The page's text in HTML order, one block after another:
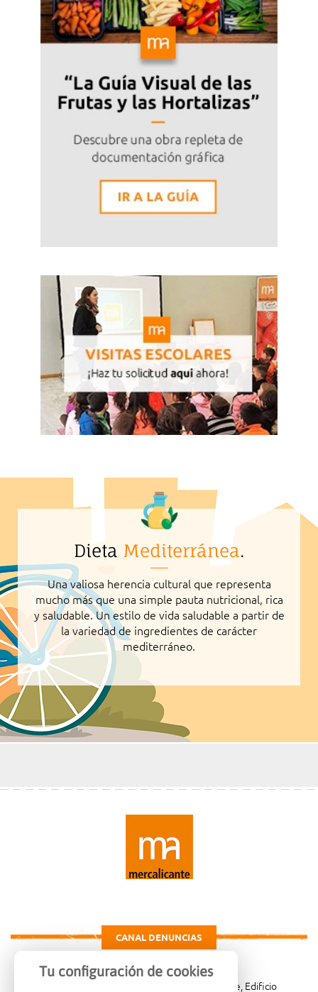
Dieta Mediterránea.
Una valiosa herencia cultural que representa
mucho más que una simple pauta nutricional, rica
y saludable. Un estilo de vida saludable a partir de
la variedad de ingredientes de carácter
mediterráneo.
CANAL DENUNCIAS
Carretera de Madrid Km. 4, 03114 Alicante, Edificio
Tu configuración de cookies